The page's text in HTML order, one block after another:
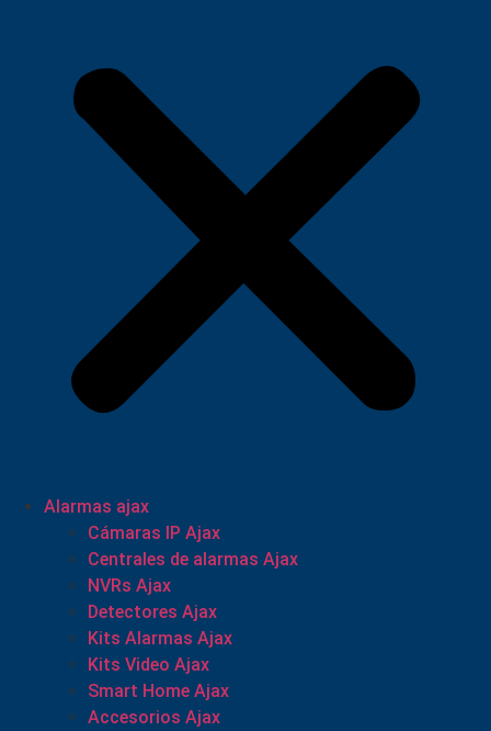
Alarmas ajax
Cámaras IP Ajax
Centrales de alarmas Ajax
NVRs Ajax
Detectores Ajax
Kits Alarmas Ajax
Kits Video Ajax
Smart Home Ajax
Accesorios Ajax